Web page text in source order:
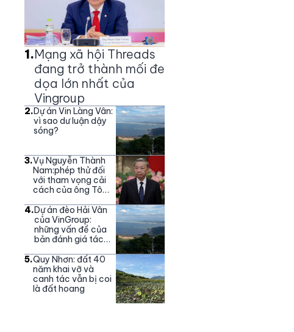
1.Mạng xã hội Threads
đang trở thành mối đe
dọa lớn nhất của
Vingroup
2.Dự án Vin Làng Vân:
vì sao dư luận dậy
sóng?
3.Vụ Nguyễn Thành
Nam:phép thử đối
với tham vọng cải
cách của ông Tô
4.Dự án đèo Hải Vân
của VinGroup:
những vấn đề của
bản đánh giá tác
5.Quy Nhơn: đất 40
năm khai vỡ và
canh tác vẫn bị coi
là đất hoang